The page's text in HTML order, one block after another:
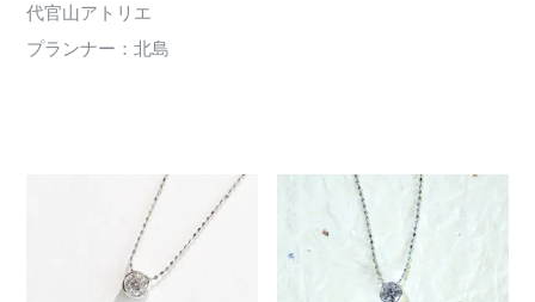
代官山アトリエ
プランナー：北島